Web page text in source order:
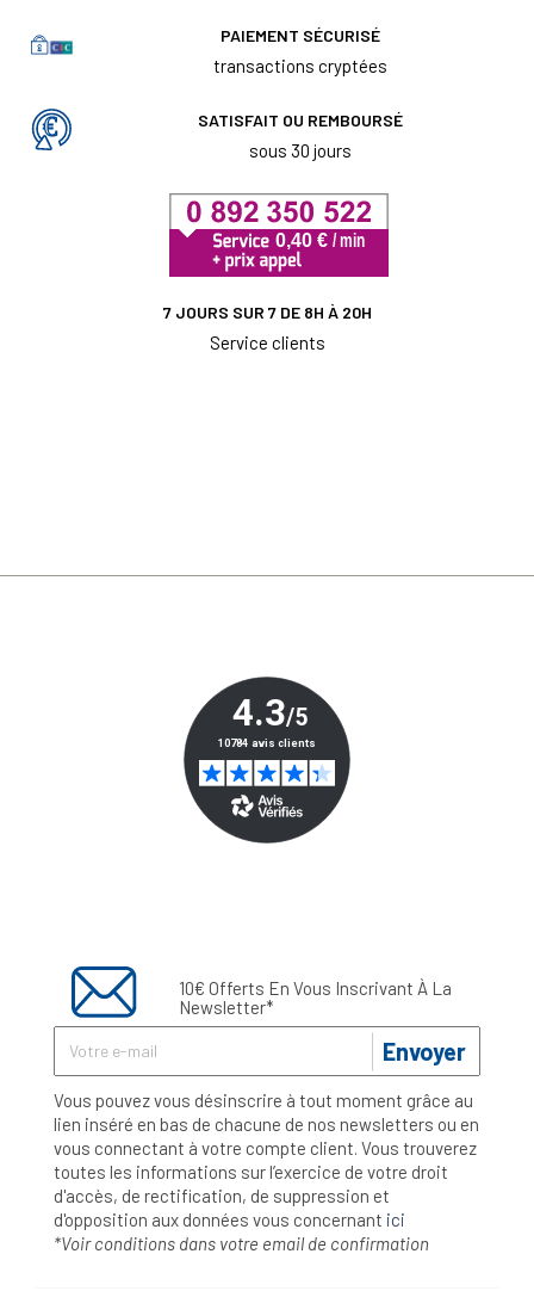
PAIEMENT SÉCURISÉ
transactions cryptées
SATISFAIT OU REMBOURSÉ
sous 30 jours
7 JOURS SUR 7 DE 8H À 20H
Service clients
10€ Offerts En Vous Inscrivant À La
Newsletter*
Envoyer
Vous pouvez vous désinscrire à tout moment grâce au
lien inséré en bas de chacune de nos newsletters ou en
vous connectant à votre compte client. Vous trouverez
toutes les informations sur l’exercice de votre droit
d'accès, de rectification, de suppression et
d'opposition aux données vous concernant ici
*Voir conditions dans votre email de confirmation